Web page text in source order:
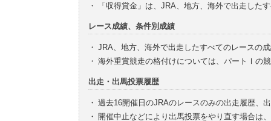
・
「収得賞金」は、JRA、地方、海外で出走した
レース成績、条件別成績
・ JRA、地方、海外で出走したすべてのレースの
・ 海外重賞競走の格付けについては、パートⅠの
出走・出馬投票履歴
・ 過去16開催日のJRAのレースのみの出走履歴、
・ 開催中止などにより出馬投票をやり直す場合は